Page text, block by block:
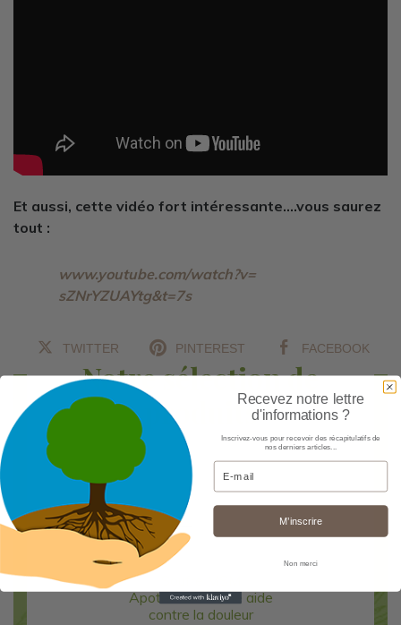
Et aussi, cette vidéo fort intéressante….vous saurez
tout :
www.youtube.com/watch?v=
sZNrYZUAYtg&t=7s
TWITTER PINTEREST FACEBOOK
Notre sélection de
produits
Apothicaria - Une aide
contre la douleur
Recevez notre lettre
d'informations ?
Inscrivez-vous pour recevoir des récapitulatifs de
nos derniers articles...
Email
M’inscrire
Non merci